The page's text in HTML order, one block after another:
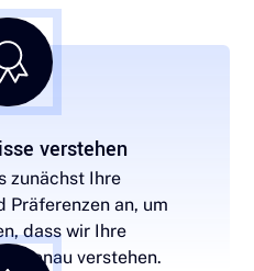
verstehen
zunächst Ihre
Präferenzen an, um
dass wir Ihre
genau verstehen.